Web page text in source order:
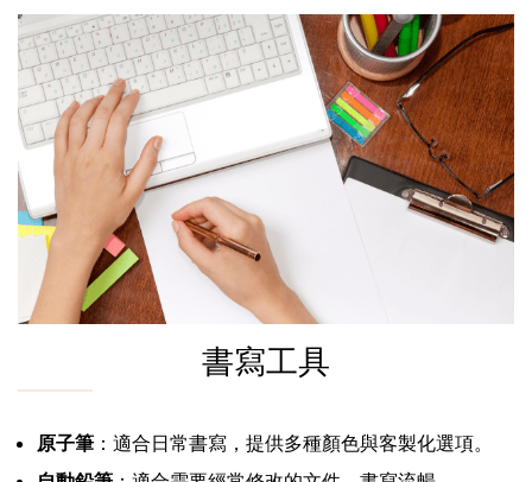
書寫工具
原子筆 ：適合日常書寫，提供多種顏色與客製化選項。